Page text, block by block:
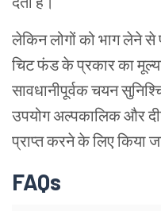
लेकिन लोगों को भाग लेने
चिट फंड के प्रकार का
सावधानीपूर्वक चयन
उपयोग अल्पकालिक और
प्राप्त करने के लिए किया
FAQs